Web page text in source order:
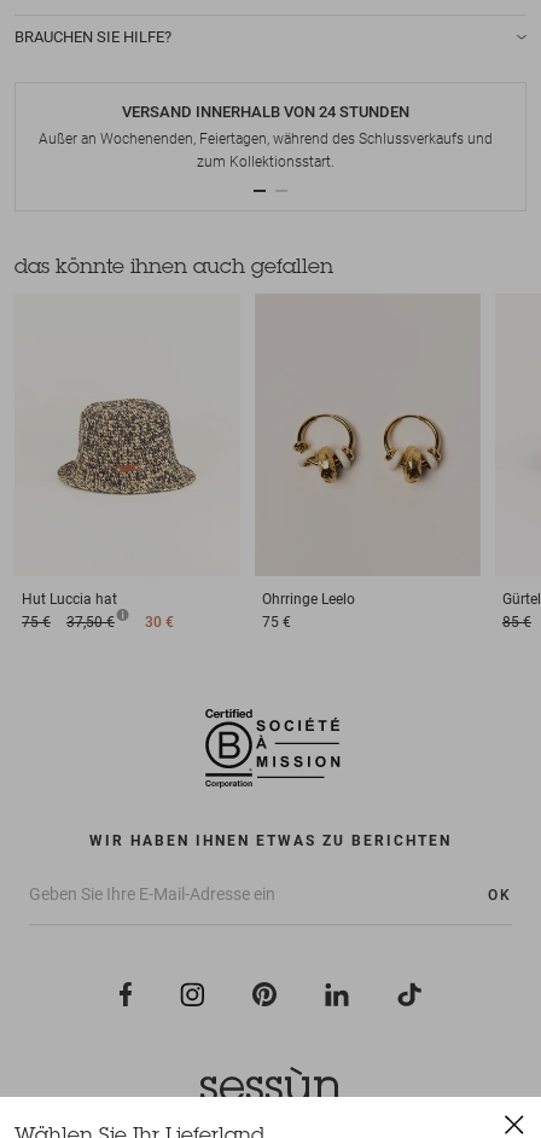
BRAUCHEN SIE HILFE?
VERSAND INNERHALB VON 24 STUNDEN
Außer an Wochenenden, Feiertagen, während des Schlussverkaufs und
zum Kollektionsstart.
das könnte ihnen auch gefallen
Hut Luccia hat
75 €
37,50 € 30 €
Ohrringe Leelo
75 €
Gürtel
85 €
WIR HABEN IHNEN ETWAS ZU BERICHTEN
OK